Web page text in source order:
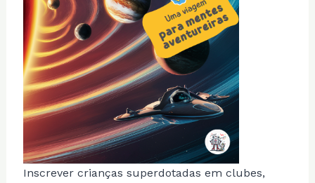
Inscrever crianças superdotadas em clubes,